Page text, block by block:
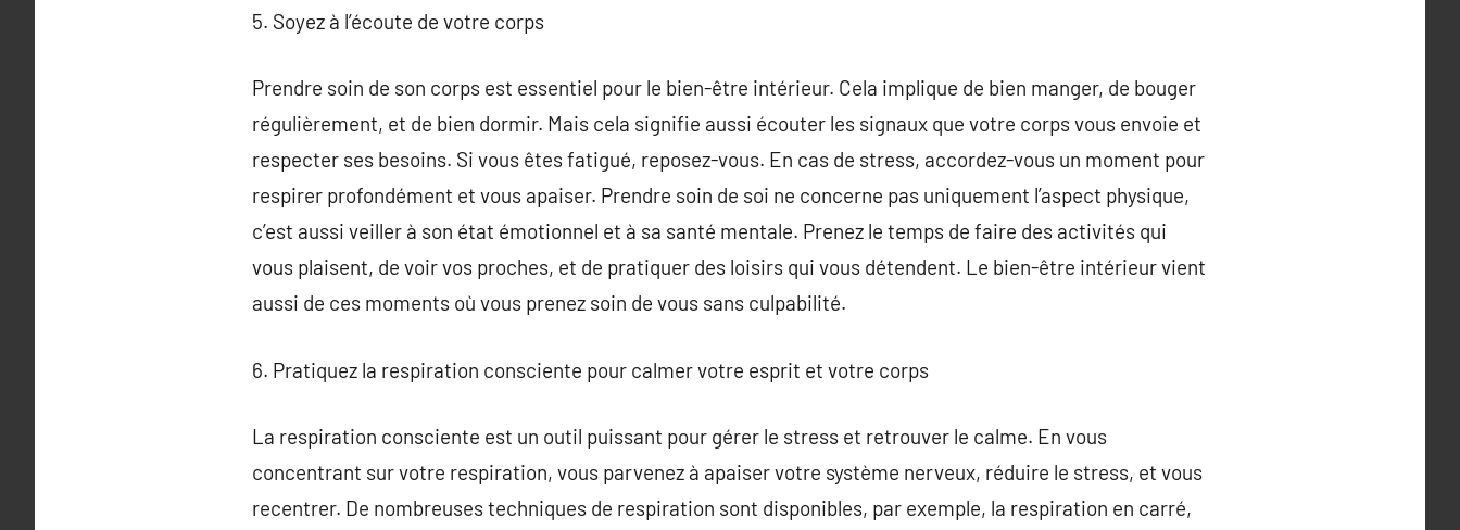
5. Soyez à l’écoute de votre corps
Prendre soin de son corps est essentiel pour le bien-être intérieur. Cela implique de bien manger, de bouger
régulièrement, et de bien dormir. Mais cela signifie aussi écouter les signaux que votre corps vous envoie et
respecter ses besoins. Si vous êtes fatigué, reposez-vous. En cas de stress, accordez-vous un moment pour
respirer profondément et vous apaiser. Prendre soin de soi ne concerne pas uniquement l’aspect physique,
c’est aussi veiller à son état émotionnel et à sa santé mentale. Prenez le temps de faire des activités qui
vous plaisent, de voir vos proches, et de pratiquer des loisirs qui vous détendent. Le bien-être intérieur vient
aussi de ces moments où vous prenez soin de vous sans culpabilité.
6. Pratiquez la respiration consciente pour calmer votre esprit et votre corps
La respiration consciente est un outil puissant pour gérer le stress et retrouver le calme. En vous
concentrant sur votre respiration, vous parvenez à apaiser votre système nerveux, réduire le stress, et vous
recentrer. De nombreuses techniques de respiration sont disponibles, par exemple, la respiration en carré,